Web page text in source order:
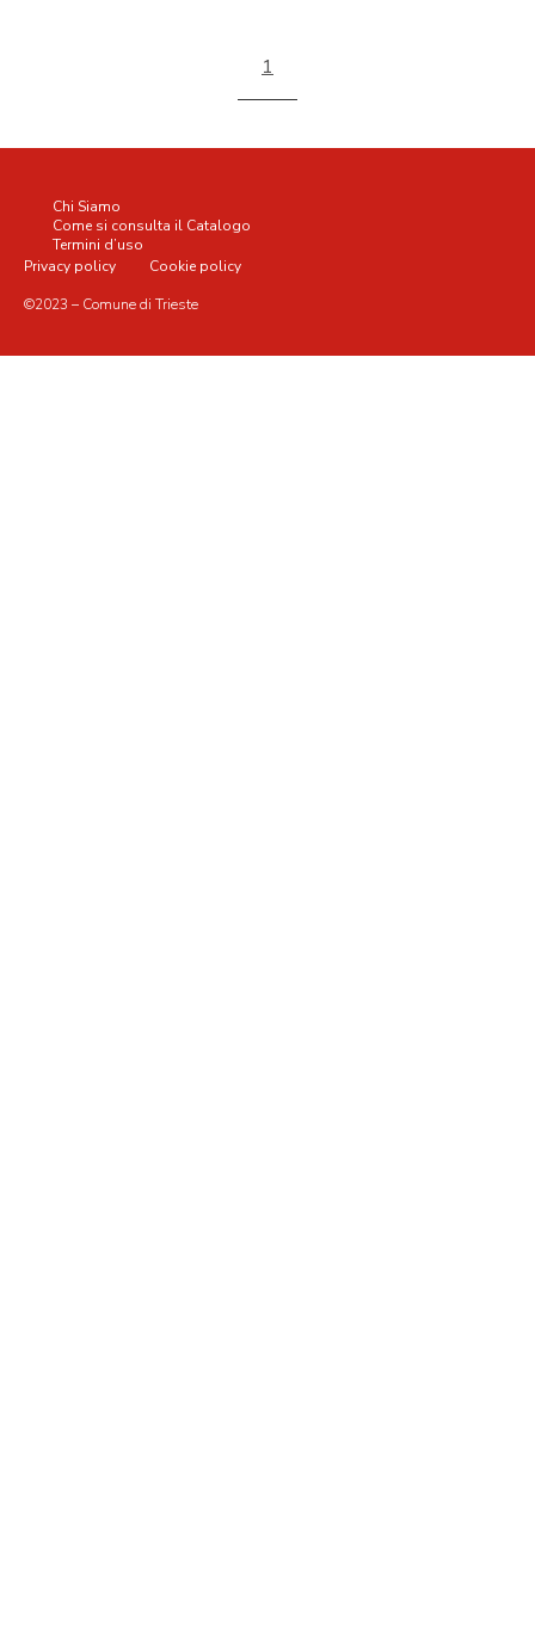
1
©2023 – Comune di Trieste
Chi Siamo
Come si consulta il Catalogo
Termini d’uso
Privacy policy
Cookie policy